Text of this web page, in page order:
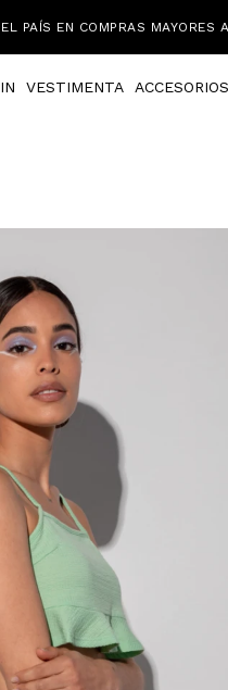
PAÍS EN COMPRAS
VESTIMENTA ACCESORIOS